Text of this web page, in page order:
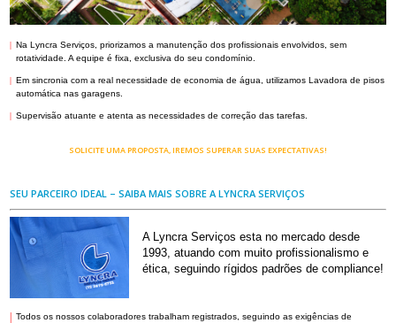
| Na Lyncra Serviços, priorizamos a manutenção dos profissionais envolvidos, sem
rotatividade. A equipe é fixa, exclusiva do seu condomínio.
| Em sincronia com a real necessidade de economia de água, utilizamos Lavadora de pisos
automática nas garagens.
| Supervisão atuante e atenta as necessidades de correção das tarefas.
SOLICITE UMA PROPOSTA, IREMOS SUPERAR SUAS EXPECTATIVAS!
SEU PARCEIRO IDEAL – SAIBA MAIS SOBRE A LYNCRA SERVIÇOS
A Lyncra Serviços esta no mercado desde
1993, atuando com muito profissionalismo e
ética, seguindo rígidos padrões de compliance!
Todos os nossos colaboradores trabalham registrados, seguindo as exigências de